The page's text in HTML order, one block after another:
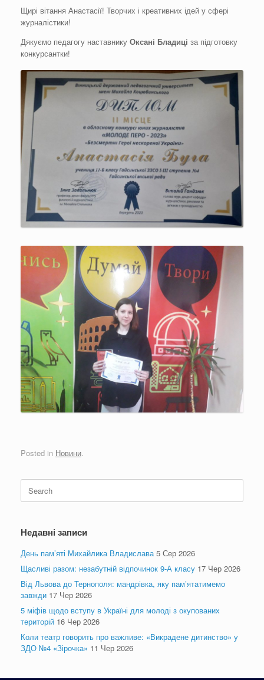
Щирі вітання Анастасії! Творчих і креативних ідей у сфері
журналістики!
Дякуємо педагогу наставнику Оксані Бладиці за підготовку
конкурсантки!
Posted in Новини.
Search
for:
Недавні записи
День пам’яті Михайлика Владислава 5 Сер 2026
Щасливі разом: незабутній відпочинок 9-А класу 17 Чер 2026
Від Львова до Тернополя: мандрівка, яку пам’ятатимемо
завжди 17 Чер 2026
5 міфів щодо вступу в Україні для молоді з окупованих
територій 16 Чер 2026
Коли театр говорить про важливе: «Викрадене дитинство» у
ЗДО №4 «Зірочка» 11 Чер 2026